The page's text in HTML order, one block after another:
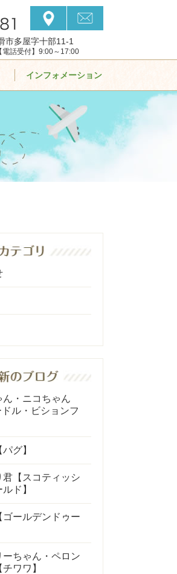
市多屋字十部11-1
電話受付】9:00～17:00
インフォメーション
ん・ニコちゃん
ドル・ビションフ
グ】
君【スコティッシ
ド】
ゴールデンドゥー
ーちゃん・ペロン
ワワ】